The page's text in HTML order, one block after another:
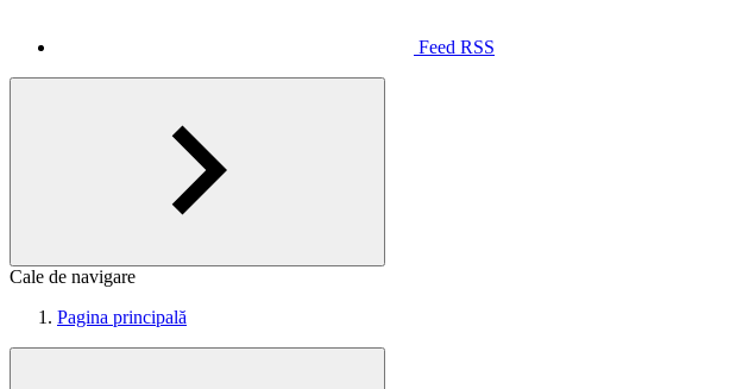
Feed RSS
Cale de navigare
Pagina principală